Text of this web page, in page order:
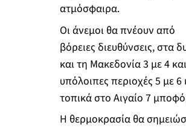
ατμόσφαιρα.
Οι άνεμοι θα πνέουν από
βόρειες διευθύνσεις, στα
και τη Μακεδονία 3 με 4
υπόλοιπες περιοχές 5 με 6
τοπικά στο Αιγαίο 7
Η θερμοκρασία θα